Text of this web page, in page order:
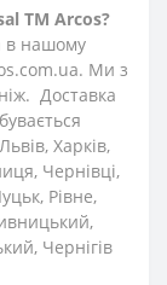
ТМ Arcos?
в нашому
Ми з
Доставка
Харків,
Чернівці,
Рівне,
Чернігів